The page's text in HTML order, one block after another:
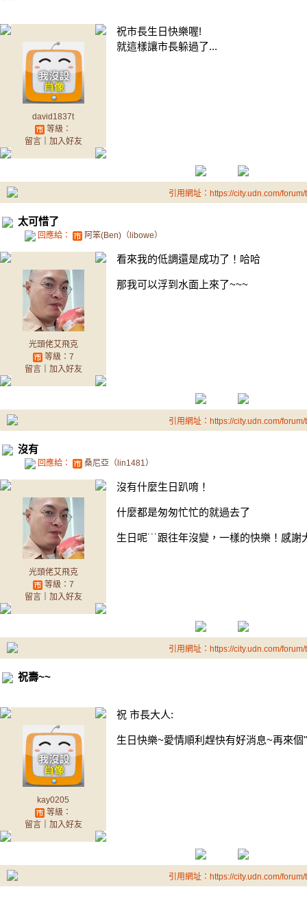
david1837t
等級：
留言｜ 加入好友
祝市長生日快樂喔!
就這樣讓市長躲過了...
引用網址：https://city.udn.com/
太可惜了
回應給： 阿笨(Ben)（libowe）
光頭佬艾飛克
等級：7
留言｜ 加入好友
看來我的低調還是成功了！哈哈
那我可以浮到水面上來了~~~
引用網址：https://city.udn.com/
沒有
回應給： 桑尼亞（lin1481）
光頭佬艾飛克
等級：7
留言｜ 加入好友
沒有什麼生日趴唷！
什麼都是匆匆忙忙的就過去了
生日呢˙˙˙跟往年沒變，一樣的快樂！感謝
引用網址：https://city.udn.com/
祝壽~~
kay0205
等級：
留言｜ 加入好友
祝 市長大人:
生日快樂~愛情順利趕快有好消息~再來
引用網址：https://city.udn.com/